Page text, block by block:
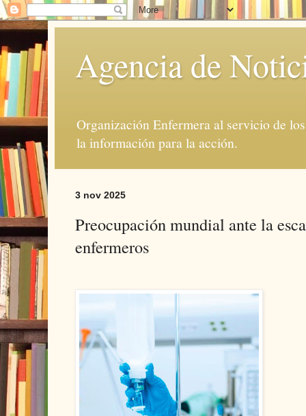
Agencia de
Organización Enfermera al servicio de
la información para la acción.
3 nov 2025
Preocupación mundial ante la
enfermeros